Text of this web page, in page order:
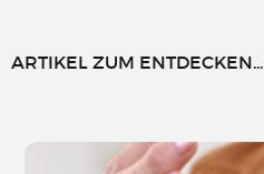
ARTIKEL ZUM ENTDECKEN...